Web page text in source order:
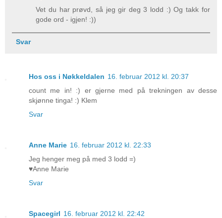
Vet du har prøvd, så jeg gir deg 3 lodd :) Og takk for
gode ord - igjen! :))
Svar
Hos oss i Nøkkeldalen 16. februar 2012 kl. 20:37
count me in! :) er gjerne med på trekningen av desse
skjønne tinga! :) Klem
Svar
Anne Marie 16. februar 2012 kl. 22:33
Jeg henger meg på med 3 lodd =)
♥Anne Marie
Svar
Spacegirl 16. februar 2012 kl. 22:42